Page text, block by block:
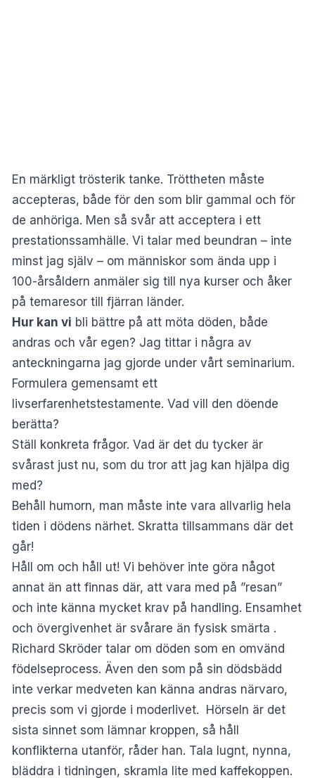
En märkligt trösterik tanke. Tröttheten måste
accepteras, både för den som blir gammal och för
de anhöriga. Men så svår att acceptera i ett
prestationssamhälle. Vi talar med beundran – inte
minst jag själv – om människor som ända upp i
100-årsåldern anmäler sig till nya kurser och åker
på temaresor till fjärran länder.
Hur kan vi bli bättre på att möta döden, både
andras och vår egen? Jag tittar i några av
anteckningarna jag gjorde under vårt seminarium.
Formulera gemensamt ett
livserfarenhetstestamente. Vad vill den döende
berätta?
Ställ konkreta frågor. Vad är det du tycker är
svårast just nu, som du tror att jag kan hjälpa dig
med?
Behåll humorn, man måste inte vara allvarlig hela
tiden i dödens närhet. Skratta tillsammans där det
går!
Håll om och håll ut! Vi behöver inte göra något
annat än att finnas där, att vara med på ”resan”
och inte känna mycket krav på handling. Ensamhet
och övergivenhet är svårare än fysisk smärta .
Richard Skröder talar om döden som en omvänd
födelseprocess. Även den som på sin dödsbädd
inte verkar medveten kan känna andras närvaro,
precis som vi gjorde i moderlivet. Hörseln är det
sista sinnet som lämnar kroppen, så håll
konflikterna utanför, råder han. Tala lugnt, nynna,
bläddra i tidningen, skramla lite med kaffekoppen.